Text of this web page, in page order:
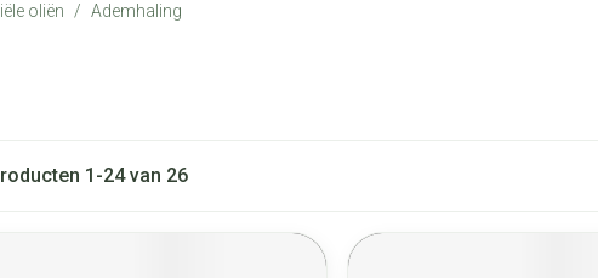
oliën / Ademhaling
1 -24van 26